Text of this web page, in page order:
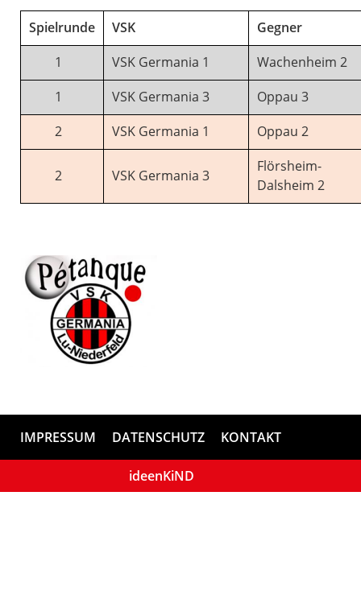
Spielrunde VSK
Gegner
1
VSK Germania 1
Wachenheim 2
1
VSK Germania 3
Oppau 3
2
VSK Germania 1 Oppau 2
2 VSK Germania 3
Flörsheim-
Dalsheim 2
IMPRESSUM DATENSCHUTZ KONTAKT
ideenKiND